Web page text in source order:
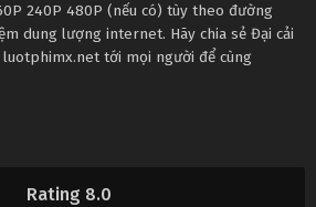
Rating 8.0
240P 480P (nếu có) tùy theo đường
dung lượng internet. Hãy chia sẻ Đại cải
tới mọi người để cùng